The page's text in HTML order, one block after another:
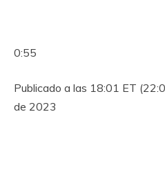
0:55
Publicado a las 18:01 ET
de 2023